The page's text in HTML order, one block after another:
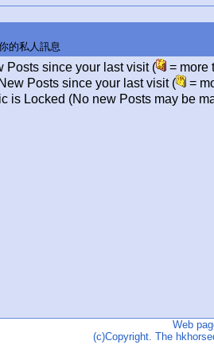
的私人訊息
Posts since your last visit (
= more
Posts since your last visit (
=
is Locked (No new Posts may be
Web
(c)Copyright. The